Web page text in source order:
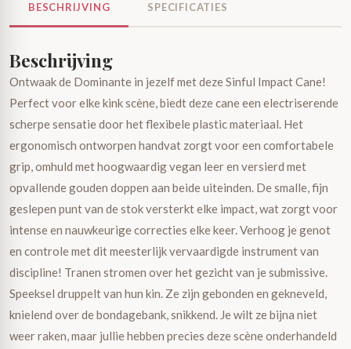
BESCHRIJVING SPECIFICATIES
Beschrijving
Ontwaak de Dominante in jezelf met deze Sinful Impact Cane!
Perfect voor elke kink scène, biedt deze cane een electriserende
scherpe sensatie door het flexibele plastic materiaal. Het
ergonomisch ontworpen handvat zorgt voor een comfortabele
grip, omhuld met hoogwaardig vegan leer en versierd met
opvallende gouden doppen aan beide uiteinden. De smalle, fijn
geslepen punt van de stok versterkt elke impact, wat zorgt voor
intense en nauwkeurige correcties elke keer. Verhoog je genot
en controle met dit meesterlijk vervaardigde instrument van
discipline! Tranen stromen over het gezicht van je submissive.
Speeksel druppelt van hun kin. Ze zijn gebonden en gekneveld,
knielend over de bondagebank, snikkend. Je wilt ze bijna niet
weer raken, maar jullie hebben precies deze scène onderhandeld